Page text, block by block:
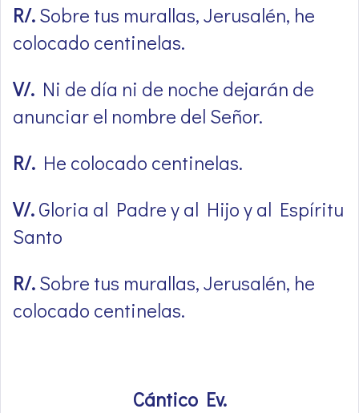
R/.Sobre tus murallas, Jerusalén, he
colocado centinelas.
V/. Ni de día ni de noche dejarán de
anunciar el nombre del Señor.
R/. He colocado centinelas.
V/.Gloria al Padre y al Hijo y al Espíritu
Santo
R/.Sobre tus murallas, Jerusalén, he
colocado centinelas.
Cántico Ev.